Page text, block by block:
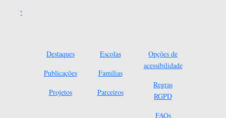
Destaques
Publicações
Projetos
Escolas
Famílias
Parceiros
Opções de
acessibilidade
Regras
RGPD
FAQs